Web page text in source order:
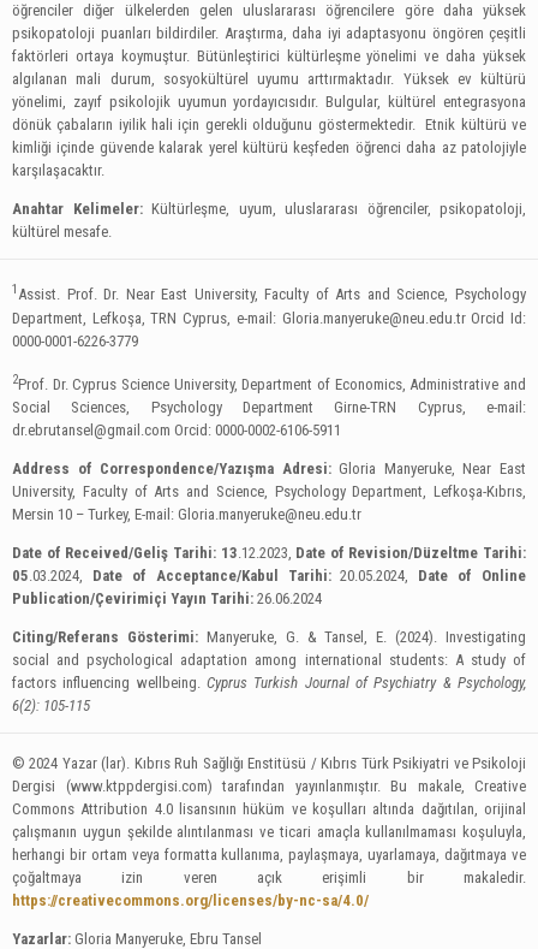
öğrenciler diğer ülkelerden gelen uluslararası öğrencilere göre daha yüksek
psikopatoloji puanları bildirdiler. Araştırma, daha iyi adaptasyonu öngören çeşitli
faktörleri ortaya koymuştur. Bütünleştirici kültürleşme yönelimi ve daha yüksek
algılanan mali durum, sosyokültürel uyumu arttırmaktadır. Yüksek ev kültürü
yönelimi, zayıf psikolojik uyumun yordayıcısıdır. Bulgular, kültürel entegrasyona
dönük çabaların iyilik hali için gerekli olduğunu göstermektedir. Etnik kültürü ve
kimliği içinde güvende kalarak yerel kültürü keşfeden öğrenci daha az patolojiyle
karşılaşacaktır.
Anahtar Kelimeler:Kültürleşme, uyum, uluslararası öğrenciler, psikopatoloji,
kültürel mesafe.
1 Assist. Prof. Dr. Near East University, Faculty of Arts and Science, Psychology
Department, Lefkoşa, TRN Cyprus, e-mail: Gloria.manyeruke@neu.edu.trOrcid Id:
0000-0001-6226-3779
2Prof. Dr. Cyprus Science University, Department of Economics, Administrative and
Social Sciences, Psychology Department Girne-TRN Cyprus, e-mail:
dr.ebrutansel@gmail.com Orcid: 0000-0002-6106-5911
Address of Correspondence/Yazışma Adresi:Gloria Manyeruke, Near East
University, Faculty of Arts and Science, Psychology Department, Lefkoşa-Kıbrıs,
Mersin 10 – Turkey, E-mail: Gloria.manyeruke@neu.edu.tr
Date of Received/Geliş Tarihi: 13 .12.2023, Date of Revision/Düzeltme Tarihi:
05 .03.2024, Date of Acceptance/Kabul Tarihi:20.05.2024, Date of Online
Publication/Çevirimiçi Yayın Tarihi: 26.06.2024
Citing/Referans Gösterimi:Manyeruke, G. & Tansel, E. (2024). Investigating
social and psychological adaptation among international students: A study of
factors influencing wellbeing. Cyprus Turkish Journal of Psychiatry & Psychology,
6(2): 105-115
© 2024 Yazar (lar). Kıbrıs Ruh Sağlığı Enstitüsü / Kıbrıs Türk Psikiyatri ve Psikoloji
Dergisi (www.ktppdergisi.com) tarafından yayınlanmıştır. Bu makale, Creative
Commons Attribution 4.0 lisansının hüküm ve koşulları altında dağıtılan, orijinal
çalışmanın uygun şekilde alıntılanması ve ticari amaçla kullanılmaması koşuluyla,
herhangi bir ortam veya formatta kullanıma, paylaşmaya, uyarlamaya, dağıtmaya ve
çoğaltmaya izin veren açık erişimli bir makaledir.
https://creativecommons.org/licenses/by-nc-sa/4.0/
Yazarlar: Gloria Manyeruke, Ebru Tansel